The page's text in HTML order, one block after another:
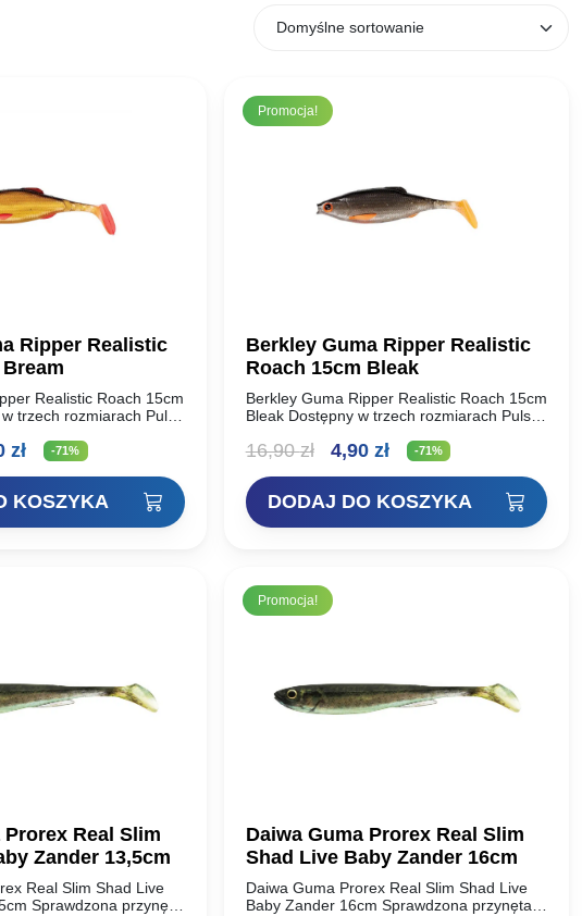
Ripper Realistic
Realistic Roach 15cm
trzech rozmiarach Pulse
od tego, czy łowisz
złAktualna
cena
wynosi:
-71%
KOSZYKA
Promocja!
Berkley Guma Ripper Realistic
Roach 15cm Bleak
Berkley Guma Ripper Realistic Roach 15cm
Bleak Dostępny w trzech rozmiarach Pulse
sytuacji! Niezależnie od tego, czy łowisz
16,90zł
Pierwotna
cena
wynosiła:
4,90 złAktualna
cena
wynosi:
-71%
DODAJ DO KOSZYKA
Prorex Real Slim
Zander 13,5cm
Real Slim Shad Live
Sprawdzona przynęta
Promocja!
Daiwa Guma Prorex Real Slim
Shad Live Baby Zander 16cm
Daiwa Guma Prorex Real Slim Shad Live
Baby Zander 16cm Sprawdzona przynęta